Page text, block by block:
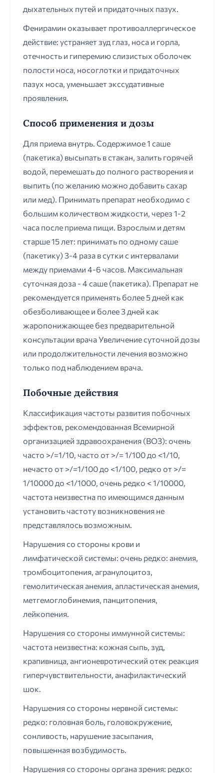
дыхательных путей и придаточных пазух.
Фенирамин оказывает противоаллергическое
действие: устраняет зуд глаз, носа и горла,
отечность и гиперемию слизистых оболочек
полости носа, носоглотки и придаточных
пазух носа, уменьшает экссудативные
проявления.
Способ применения и дозы
Для приема внутрь. Содержимое 1 саше
(пакетика) высыпать в стакан, залить горячей
водой, перемешать до полного растворения и
выпить (по желанию можно добавить сахар
или мед). Принимать препарат необходимо с
большим количеством жидкости, через 1-2
часа после приема пищи. Взрослым и детям
старше 15 лет: принимать по одному саше
(пакетику) 3-4 раза в сутки с интервалами
между приемами 4-6 часов. Максимальная
суточная доза - 4 саше (пакетика). Препарат не
рекомендуется применять более 5 дней как
обезболивающее и более 3 дней как
жаропонижающее без предварительной
консультации врача Увеличение суточной дозы
или продолжительности лечения возможно
только под наблюдением врача.
Побочные действия
Классификация частоты развития побочных
эффектов, рекомендованная Всемирной
организацией здравоохранения (ВОЗ): очень
часто >/=1/10, часто от >/= 1/100 до <1/10,
нечасто от >/=1/100 до <1/100, редко от >/=
1/10000 до <1/1000, очень редко < 1/10000,
частота неизвестна по имеющимся данным
установить частоту возникновения не
представлялось возможным.
Нарушения со стороны крови и
лимфатической системы: очень редко: анемия,
тромбоцитопения, агранулоцитоз,
гемолитическая анемия, апластическая анемия,
метгемоглобинемия, панцитопения,
лейкопения.
Нарушения со стороны иммунной системы:
частота неизвестна: кожная сыпь, зуд,
крапивница, ангионевротический отек реакция
гиперчувствительности, анафилактический
шок.
Нарушения со стороны нервной системы:
редко: головная боль, головокружение,
сонливость, нарушение засыпания,
повышенная возбудимость.
Нарушения со стороны органа зрения: редко: